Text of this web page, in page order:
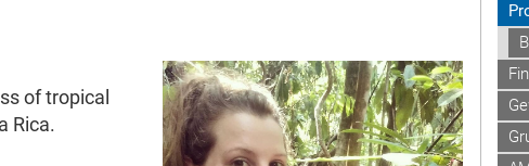
of tropical
Rica.